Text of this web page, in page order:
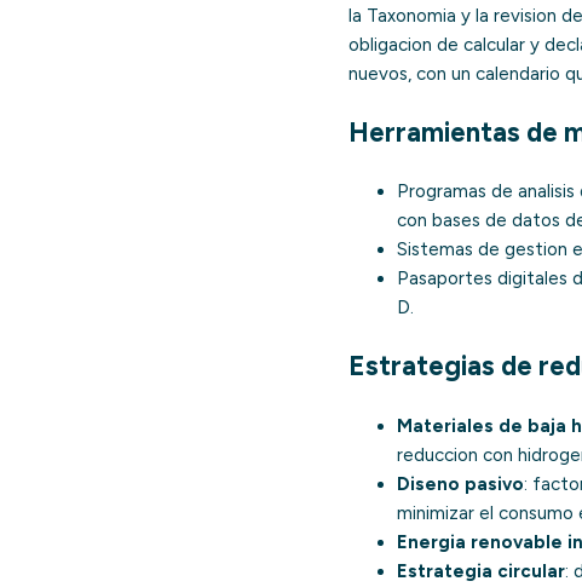
la Taxonomia y la revision
obligacion de calcular y
nuevos, con un calendario
Herramientas de
Programas de
con bases de datos
Sistemas de gestion
Pasaportes digitales
D.
Estrategias de
Materiales de baja
reduccion con
Diseno pasivo:
minimizar el consumo
Energia renovable
Estrategia circular: